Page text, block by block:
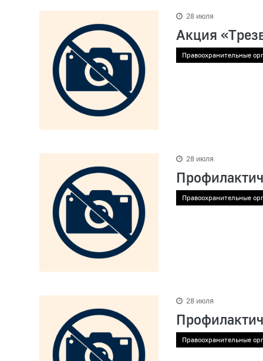
28 июля
Акция
Правоохранительные
28 июля
Правоохранительные
28 июля
Правоохранительные